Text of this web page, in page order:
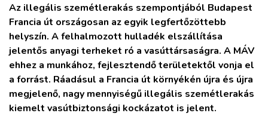
REGISZTRÁCIÓ
Az illegális szemétlerakás szempontjából Budapest
Francia út országosan az egyik legfertőzöttebb
helyszín. A felhalmozott hulladék elszállítása
jelentős anyagi terheket ró a vasúttársaságra. A MÁV
ehhez a munkához, fejlesztendő területektől vonja el
a forrást. Ráadásul a Francia út környékén újra és újra
megjelenő, nagy mennyiségű illegális szemétlerakás
kiemelt vasútbiztonsági kockázatot is jelent.